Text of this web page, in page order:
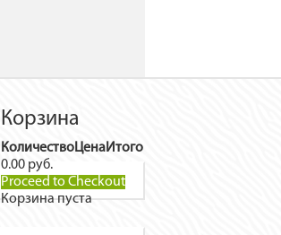
Корзина
КоличествоЦенаИтого
0.00 руб.
Proceed to Checkout
Корзина пуста